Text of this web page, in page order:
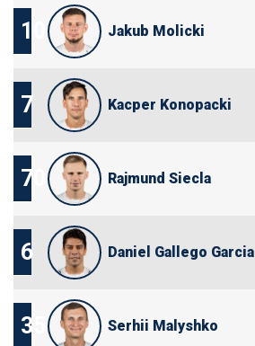
10 Jakub Molicki
7 Kacper Konopacki
70 Rajmund Siecla
6 Daniel Gallego Garcia
35 Serhii Malyshko